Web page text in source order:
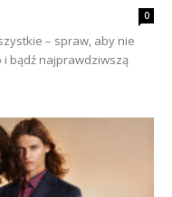
0
– spraw, aby nie
i bądź najprawdziwszą